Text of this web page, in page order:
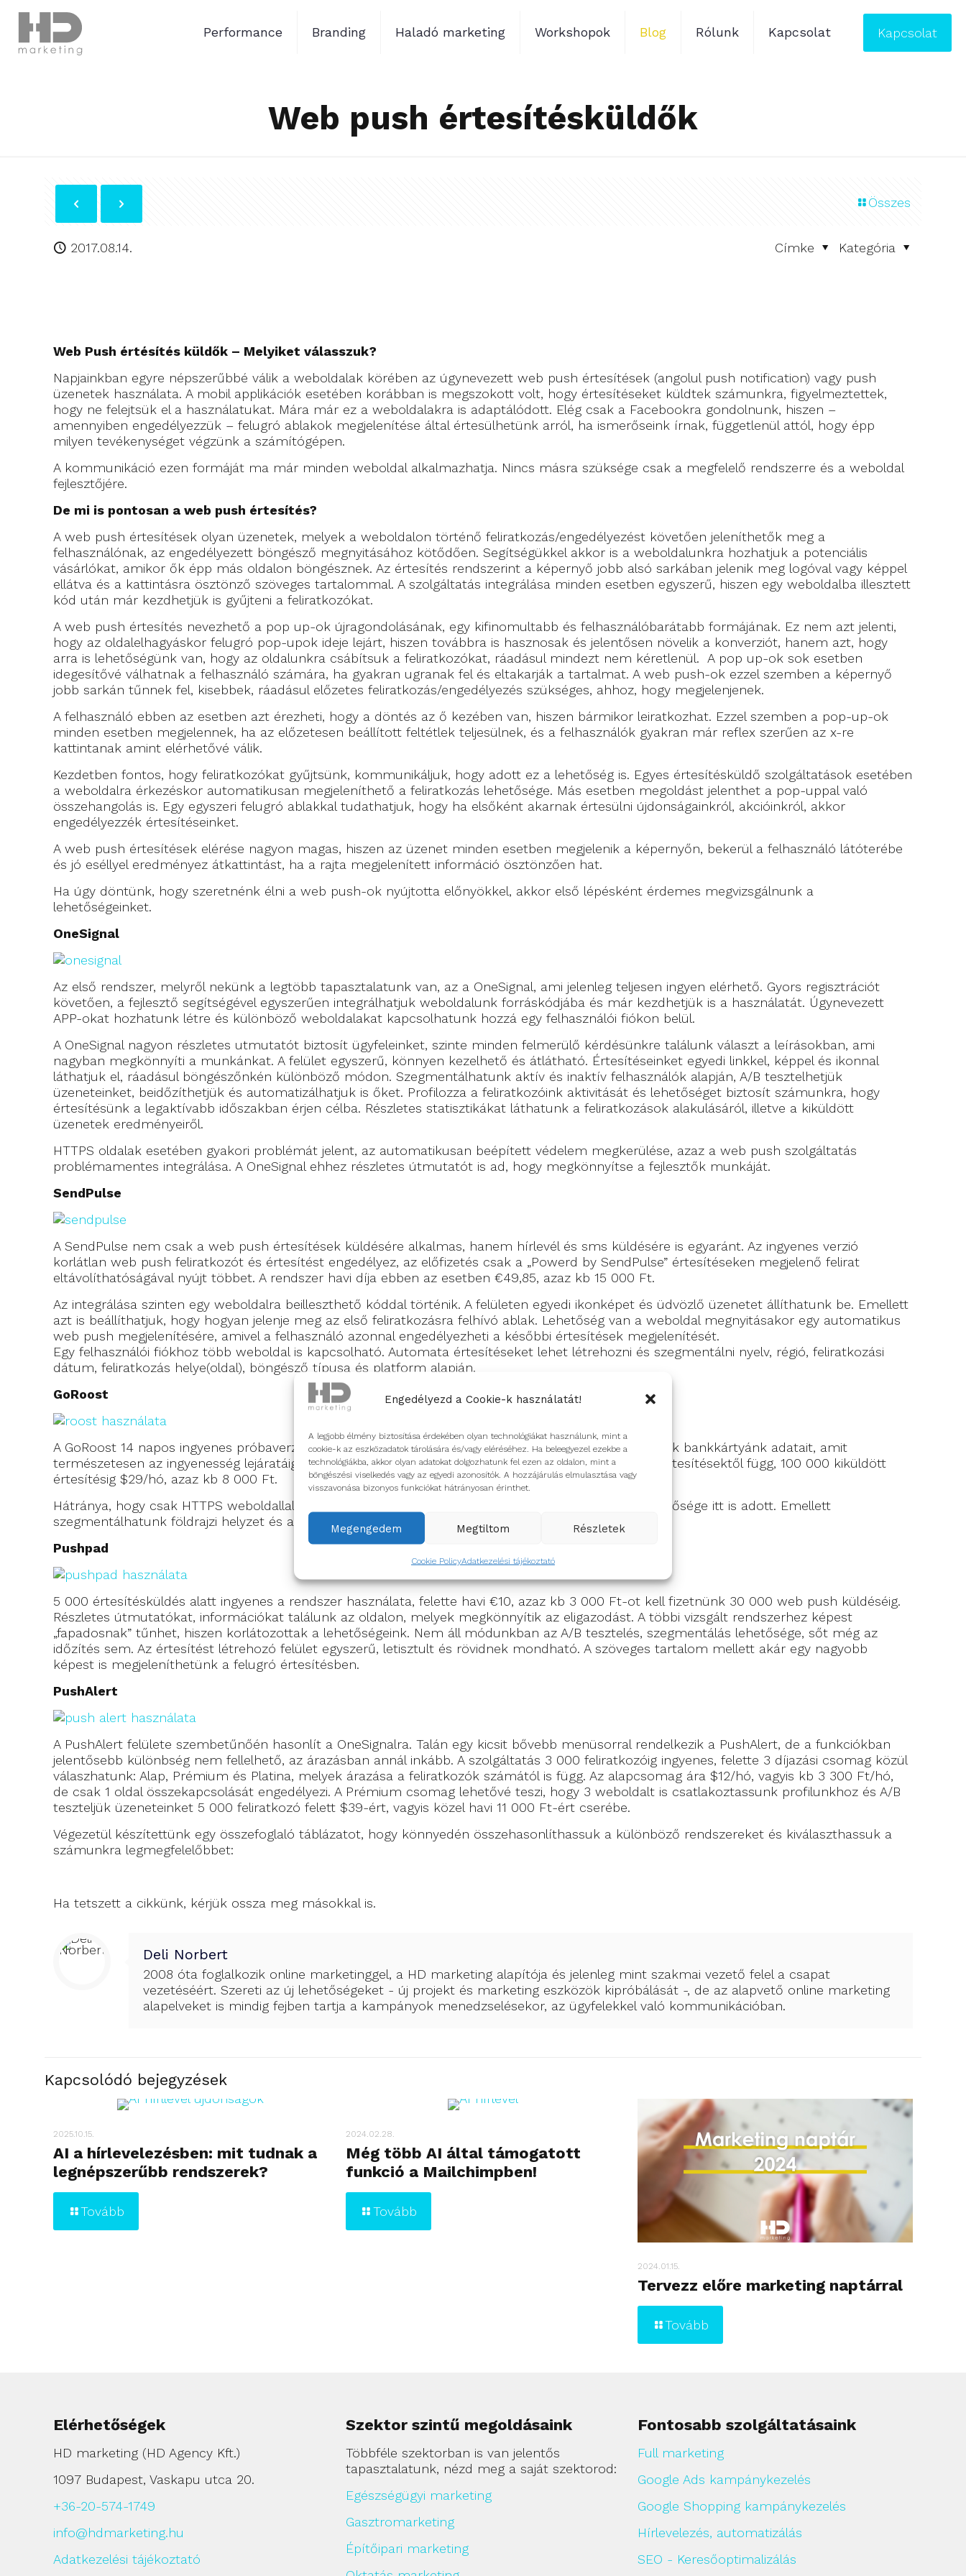
Engedélyezd a Cookie-k használatát!
A legjobb élmény biztosítása érdekében olyan technológiákat használunk, mint a
cookie-k az eszközadatok tárolására és/vagy eléréséhez. Ha beleegyezel ezekbe a
technológiákba, akkor olyan adatokat dolgozhatunk fel ezen az oldalon, mint a
böngészési viselkedés vagy az egyedi azonosítók. A hozzájárulás elmulasztása vagy
visszavonása bizonyos funkciókat hátrányosan érinthet.
Megengedem Megtiltom Részletek
Cookie PolicyAdatkezelési tájékoztató
Performance Branding Haladó marketing Workshopok Blog Rólunk Kapcsolat Kapcsolat
Web push értesítésküldők
Összes
2017.08.14. Kategória
Címke
Web Push értésítés küldők – Melyiket válasszuk?
Napjainkban egyre népszerűbbé válik a weboldalak körében az úgynevezett web push értesítések (angolul push notification) vagy push
üzenetek használata. A mobil applikációk esetében korábban is megszokott volt, hogy értesítéseket küldtek számunkra, figyelmeztettek,
hogy ne felejtsük el a használatukat. Mára már ez a weboldalakra is adaptálódott. Elég csak a Facebookra gondolnunk, hiszen –
amennyiben engedélyezzük – felugró ablakok megjelenítése által értesülhetünk arról, ha ismerőseink írnak, függetlenül attól, hogy épp
milyen tevékenységet végzünk a számítógépen.
A kommunikáció ezen formáját ma már minden weboldal alkalmazhatja. Nincs másra szüksége csak a megfelelő rendszerre és a weboldal
fejlesztőjére.
De mi is pontosan a web push értesítés?
A web push értesítések olyan üzenetek, melyek a weboldalon történő feliratkozás/engedélyezést követően jeleníthetők meg a
felhasználónak, az engedélyezett böngésző megnyitásához kötődően. Segítségükkel akkor is a weboldalunkra hozhatjuk a potenciális
vásárlókat, amikor ők épp más oldalon böngésznek. Az értesítés rendszerint a képernyő jobb alsó sarkában jelenik meg logóval vagy képpel
ellátva és a kattintásra ösztönző szöveges tartalommal. A szolgáltatás integrálása minden esetben egyszerű, hiszen egy weboldalba illesztett
kód után már kezdhetjük is gyűjteni a feliratkozókat.
A web push értesítés nevezhető a pop up-ok újragondolásának, egy kifinomultabb és felhasználóbarátabb formájának. Ez nem azt jelenti,
hogy az oldalelhagyáskor felugró pop-upok ideje lejárt, hiszen továbbra is hasznosak és jelentősen növelik a konverziót, hanem azt, hogy
arra is lehetőségünk van, hogy az oldalunkra csábítsuk a feliratkozókat, ráadásul mindezt nem kéretlenül. A pop up-ok sok esetben
idegesítővé válhatnak a felhasználó számára, ha gyakran ugranak fel és eltakarják a tartalmat. A web push-ok ezzel szemben a képernyő
jobb sarkán tűnnek fel, kisebbek, ráadásul előzetes feliratkozás/engedélyezés szükséges, ahhoz, hogy megjelenjenek.
A felhasználó ebben az esetben azt érezheti, hogy a döntés az ő kezében van, hiszen bármikor leiratkozhat. Ezzel szemben a pop-up-ok
minden esetben megjelennek, ha az előzetesen beállított feltétlek teljesülnek, és a felhasználók gyakran már reflex szerűen az x-re
kattintanak amint elérhetővé válik.
Kezdetben fontos, hogy feliratkozókat gyűjtsünk, kommunikáljuk, hogy adott ez a lehetőség is. Egyes értesítésküldő szolgáltatások esetében
a weboldalra érkezéskor automatikusan megjeleníthető a feliratkozás lehetősége. Más esetben megoldást jelenthet a pop-uppal való
összehangolás is. Egy egyszeri felugró ablakkal tudathatjuk, hogy ha elsőként akarnak értesülni újdonságainkról, akcióinkról, akkor
engedélyezzék értesítéseinket.
A web push értesítések elérése nagyon magas, hiszen az üzenet minden esetben megjelenik a képernyőn, bekerül a felhasználó látóterébe
és jó eséllyel eredményez átkattintást, ha a rajta megjelenített információ ösztönzően hat.
Ha úgy döntünk, hogy szeretnénk élni a web push-ok nyújtotta előnyökkel, akkor első lépésként érdemes megvizsgálnunk a
lehetőségeinket.
OneSignal
Az első rendszer, melyről nekünk a legtöbb tapasztalatunk van, az a OneSignal, ami jelenleg teljesen ingyen elérhető. Gyors regisztrációt
követően, a fejlesztő segítségével egyszerűen integrálhatjuk weboldalunk forráskódjába és már kezdhetjük is a használatát. Úgynevezett
APP-okat hozhatunk létre és különböző weboldalakat kapcsolhatunk hozzá egy felhasználói fiókon belül.
A OneSignal nagyon részletes utmutatót biztosít ügyfeleinket, szinte minden felmerülő kérdésünkre találunk választ a leírásokban, ami
nagyban megkönnyíti a munkánkat. A felület egyszerű, könnyen kezelhető és átlátható. Értesítéseinket egyedi linkkel, képpel és ikonnal
láthatjuk el, ráadásul böngészőnkén különböző módon. Szegmentálhatunk aktív és inaktív felhasználók alapján, A/B tesztelhetjük
üzeneteinket, beidőzíthetjük és automatizálhatjuk is őket. Profilozza a feliratkozóink aktivitását és lehetőséget biztosít számunkra, hogy
értesítésünk a legaktívabb időszakban érjen célba. Részletes statisztikákat láthatunk a feliratkozások alakulásáról, illetve a kiküldött
üzenetek eredményeiről.
HTTPS oldalak esetében gyakori problémát jelent, az automatikusan beépített védelem megkerülése, azaz a web push szolgáltatás
problémamentes integrálása. A OneSignal ehhez részletes útmutatót is ad, hogy megkönnyítse a fejlesztők munkáját.
SendPulse
A SendPulse nem csak a web push értesítések küldésére alkalmas, hanem hírlevél és sms küldésére is egyaránt. Az ingyenes verzió
korlátlan web push feliratkozót és értesítést engedélyez, az előfizetés csak a „Powerd by SendPulse” értesítéseken megjelenő felirat
eltávolíthatóságával nyújt többet. A rendszer havi díja ebben az esetben €49,85, azaz kb 15 000 Ft.
Az integrálása szinten egy weboldalra beilleszthető kóddal történik. A felületen egyedi ikonképet és üdvözlő üzenetet állíthatunk be. Emellett
azt is beállíthatjuk, hogy hogyan jelenje meg az első feliratkozásra felhívó ablak. Lehetőség van a weboldal megnyitásakor egy automatikus
web push megjelenítésére, amivel a felhasználó azonnal engedélyezheti a későbbi értesítések megjelenítését.
Egy felhasználói fiókhoz több weboldal is kapcsolható. Automata értesítéseket lehet létrehozni és szegmentálni nyelv, régió, feliratkozási
dátum, feliratkozás helye(oldal), böngésző típusa és platform alapján.
GoRoost
A GoRoost 14 napos ingyenes próbaverziót kínál, de már a regisztrációkor kötelezően meg kell adnunk bankkártyánk adatait, amit
természetesen az ingyenesség lejáratáig nem terhel semmilyen költség. Az árazása a havi kiküldött értesítésektől függ, 100 000 kiküldött
értesítésig $29/hó, azaz kb 8 000 Ft.
Hátránya, hogy csak HTTPS weboldallal használható. Az A/B tesztelés és időzített üzenet küldés lehetősége itt is adott. Emellett
szegmentálhatunk földrajzi helyzet és az alapján, hogy melyik aloldalon iratkozott fel.
Pushpad
5 000 értesítésküldés alatt ingyenes a rendszer használata, felette havi €10, azaz kb 3 000 Ft-ot kell fizetnünk 30 000 web push küldéséig.
Részletes útmutatókat, információkat találunk az oldalon, melyek megkönnyítik az eligazodást. A többi vizsgált rendszerhez képest
„fapadosnak” tűnhet, hiszen korlátozottak a lehetőségeink. Nem áll módunkban az A/B tesztelés, szegmentálás lehetősége, sőt még az
időzítés sem. Az értesítést létrehozó felület egyszerű, letisztult és rövidnek mondható. A szöveges tartalom mellett akár egy nagyobb
képest is megjeleníthetünk a felugró értesítésben.
PushAlert
A PushAlert felülete szembetűnőén hasonlít a OneSignalra. Talán egy kicsit bővebb menüsorral rendelkezik a PushAlert, de a funkciókban
jelentősebb különbség nem fellelhető, az árazásban annál inkább. A szolgáltatás 3 000 feliratkozóig ingyenes, felette 3 díjazási csomag közül
válaszhatunk: Alap, Prémium és Platina, melyek árazása a feliratkozók számától is függ. Az alapcsomag ára $12/hó, vagyis kb 3 300 Ft/hó,
de csak 1 oldal összekapcsolását engedélyezi. A Prémium csomag lehetővé teszi, hogy 3 weboldalt is csatlakoztassunk profilunkhoz és A/B
teszteljük üzeneteinket 5 000 feliratkozó felett $39-ért, vagyis közel havi 11 000 Ft-ért cserébe.
Végezetül készítettünk egy összefoglaló táblázatot, hogy könnyedén összehasonlíthassuk a különböző rendszereket és kiválaszthassuk a
számunkra legmegfelelőbbet:
Ha tetszett a cikkünk, kérjük ossza meg másokkal is.
Deli Norbert
2008 óta foglalkozik online marketinggel, a HD marketing alapítója és jelenleg mint szakmai vezető felel a csapat
vezetéséért. Szereti az új lehetőségeket - új projekt és marketing eszközök kipróbálását -, de az alapvető online marketing
alapelveket is mindig fejben tartja a kampányok menedzselésekor, az ügyfelekkel való kommunikációban.
Kapcsolódó bejegyzések
2025.10.15.
AI a hírlevelezésben: mit tudnak a
legnépszerűbb rendszerek?
Tovább
2024.02.28.
Még több AI által támogatott
funkció a Mailchimpben!
Tovább
2024.01.15.
Tervezz előre marketing naptárral
Tovább
Elérhetőségek
HD marketing (HD Agency Kft.)
1097 Budapest, Vaskapu utca 20.
+36-20-574-1749
info@hdmarketing.hu
Adatkezelési tájékoztató
Szektor szintű megoldásaink
Többféle szektorban is van jelentős
tapasztalatunk, nézd meg a saját szektorod:
Egészségügyi marketing
Gasztromarketing
Építőipari marketing
Fontosabb szolgáltatásaink
Full marketing
Google Ads kampánykezelés
Google Shopping kampánykezelés
Hírlevelezés, automatizálás
SEO - Keresőoptimalizálás